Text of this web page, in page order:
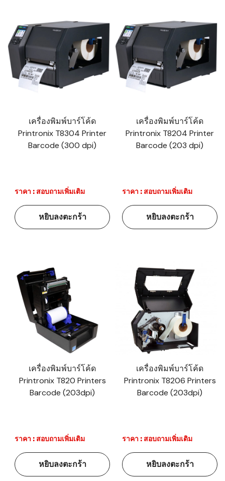
เครื่องพิมพ์บาร์โค้ด
Printronix T8304 Printer
Barcode (300 dpi)
ราคา : สอบถามเพิ่มเติม
หยิบลงตะกร้า
เครื่องพิมพ์บาร์โค้ด
Printronix T8204 Printer
Barcode (203 dpi)
ราคา : สอบถามเพิ่มเติม
หยิบลงตะกร้า
เครื่องพิมพ์บาร์โค้ด
Printronix T820 Printers
Barcode (203dpi)
ราคา : สอบถามเพิ่มเติม
หยิบลงตะกร้า
เครื่องพิมพ์บาร์โค้ด
Printronix T8206 Printers
Barcode (203dpi)
ราคา : สอบถามเพิ่มเติม
หยิบลงตะกร้า